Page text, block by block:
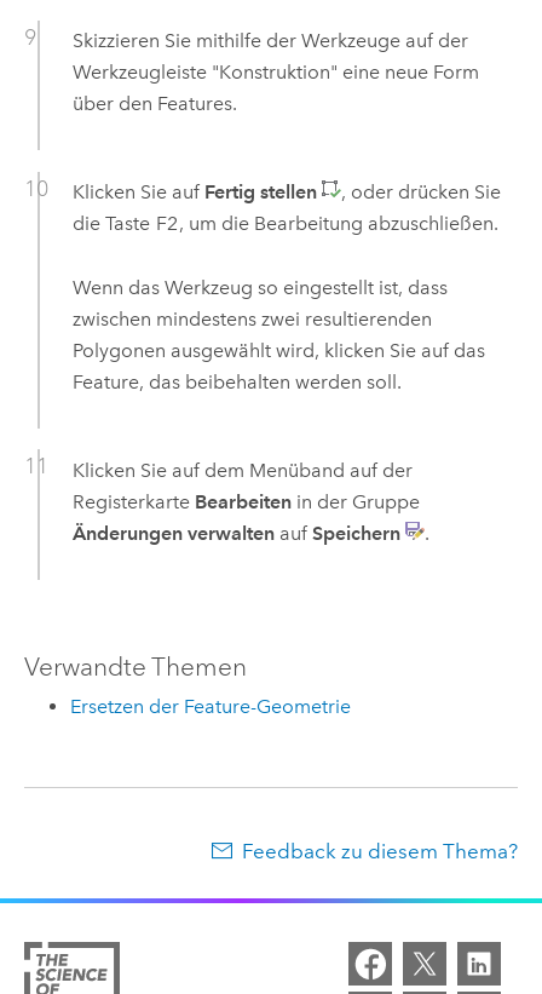
Skizzieren Sie mithilfe der Werkzeuge auf der
Werkzeugleiste "Konstruktion" eine neue Form
über den Features.
Klicken Sie auf Fertig stellen
, oder drücken Sie
die Taste F2, um die Bearbeitung abzuschließen.
Wenn das Werkzeug so eingestellt ist, dass
zwischen mindestens zwei resultierenden
Polygonen ausgewählt wird, klicken Sie auf das
Feature, das beibehalten werden soll.
Klicken Sie auf dem Menüband auf der
Registerkarte Bearbeitenin der Gruppe
Änderungen verwaltenauf Speichern .
Verwandte Themen
Ersetzen der Feature-Geometrie
Feedback zu diesem Thema?